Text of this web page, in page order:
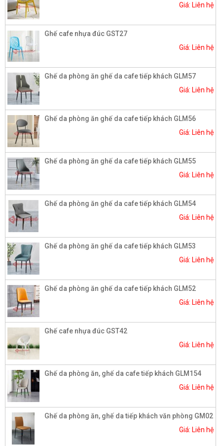
Giá: Liên hệ
Ghế cafe nhựa đúc GST27
Giá: Liên hệ
Ghế da phòng ăn ghế da cafe tiếp khách GLM57
Giá: Liên hệ
Ghế da phòng ăn ghế da cafe tiếp khách GLM56
Giá: Liên hệ
Ghế da phòng ăn ghế da cafe tiếp khách GLM55
Giá: Liên hệ
Ghế da phòng ăn ghế da cafe tiếp khách GLM54
Giá: Liên hệ
Ghế da phòng ăn ghế da cafe tiếp khách GLM53
Giá: Liên hệ
Ghế da phòng ăn ghế da cafe tiếp khách GLM52
Giá: Liên hệ
Ghế cafe nhựa đúc GST42
Giá: Liên hệ
Ghế da phòng ăn, ghế da cafe tiếp khách GLM154
Giá: Liên hệ
Ghế da phòng ăn, ghế da tiếp khách văn phòng GM02
Giá: Liên hệ